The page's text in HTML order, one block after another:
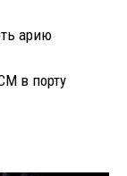
арию
в порту